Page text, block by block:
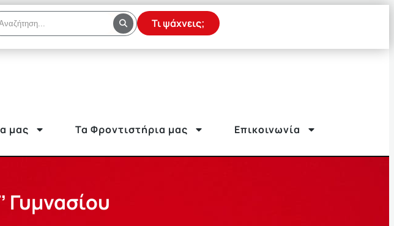
Τι ψάχνεις;
μας Τα Φροντιστήρια μας Επικοινωνία
Γυμνασίου